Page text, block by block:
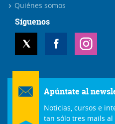
Quiénes somos
Síguenos
Apúntate al
Noticias, cursos e
tan sólo tres mails al